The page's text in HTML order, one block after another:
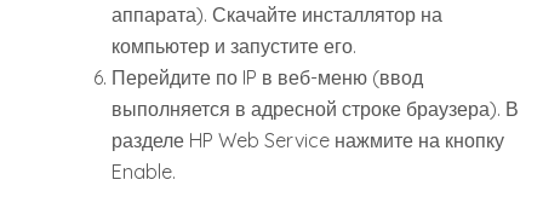
аппарата). Скачайте инсталлятор на
компьютер и запустите его.
Перейдите по IP в веб-меню (ввод
выполняется в адресной строке браузера). В
разделе HP Web Service нажмите на кнопку
Enable.